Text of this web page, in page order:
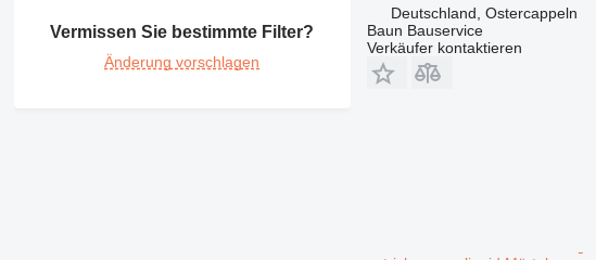
Vermissen Sie bestimmte Filter?
Änderung vorschlagen
Deutschland, Ostercappeln
Baun Bauservice
Verkäufer kontaktieren